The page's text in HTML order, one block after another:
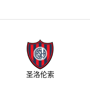
圣洛伦索